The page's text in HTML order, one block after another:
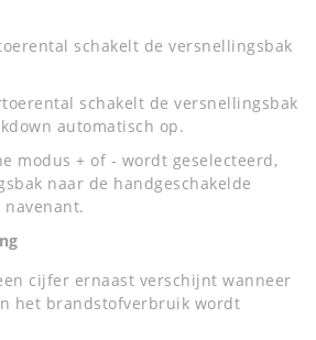
schakelt de versnellingsbak
schakelt de versnellingsbak
automatisch op.
modus + of - wordt geselecteerd,
naar de handgeschakelde
cijfer ernaast verschijnt wanneer
het brandstofverbruik wordt